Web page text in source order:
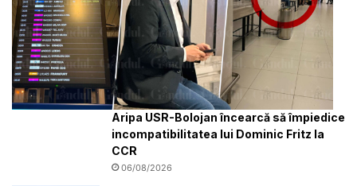
Aripa USR-Bolojan încearcă să împiedice
incompatibilitatea lui Dominic Fritz la
CCR
06/08/2026